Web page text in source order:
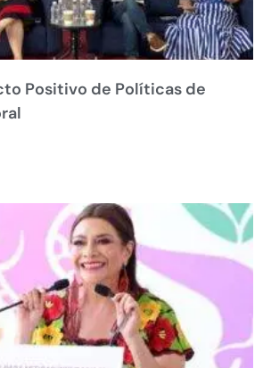
Positivo de Políticas de